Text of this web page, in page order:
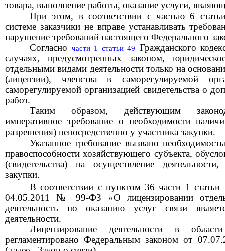
товара, выполнение работы, оказание услуги,
При этом, в соответствии с частью6 ст
системе заказчики не вправе устанавливать
нарушение требований настоящего Федерального
Согласно
части 1 статьи49
Гражданского
случаях, предусмотренных законом,
отдельными видами деятельности только на
(лицензии), членства в саморегулируемой
саморегулируемой организацией свидетельства о
работ.
Таким образом, действующим
императивное требование о необходимости
разрешения) непосредственно у участника закупки.
Указанное требование вызвано
правоспособности хозяйствующего субъекта,
(свидетельства) на осуществление
закупки.
В соответствии с пунктом36 части 1 статьи
04.05.2011№
99-ФЗ «О лицензировании
деятельность по оказанию услуг связи
деятельности.
Лицензирование деятельности в
регламентировано Федеральным законом от